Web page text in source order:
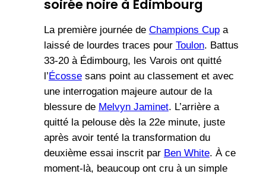
soirée noire à Édimbourg
La première journée de Champions Cupa
laissé de lourdes traces pour Toulon. Battus
33-20 à Édimbourg, les Varois ont quitté
l’Écossesans point au classement et avec
une interrogation majeure autour de la
blessure de Melvyn Jaminet. L’arrière a
quitté la pelouse dès la 22e minute, juste
après avoir tenté la transformation du
deuxième essai inscrit par Ben White. À ce
moment-là, beaucoup ont cru à un simple